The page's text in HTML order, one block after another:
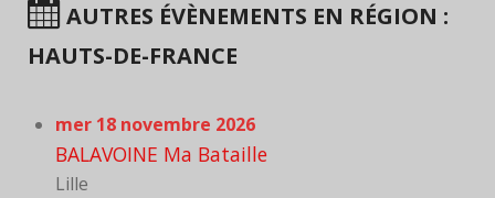
AUTRES ÉVÈNEMENTS EN RÉGION :
HAUTS-DE-FRANCE
mer 18 novembre 2026
BALAVOINE Ma Bataille
Lille